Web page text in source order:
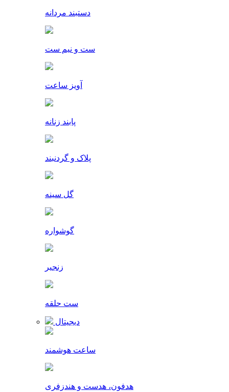
دستبند مردانه
ست و نیم ست
آویز ساعت
پابند زنانه
پلاک و گردنبند
گل سینه
گوشواره
زنجیر
ست حلقه
دیجیتال
ساعت هوشمند
هدفون، هدست و هندزفری